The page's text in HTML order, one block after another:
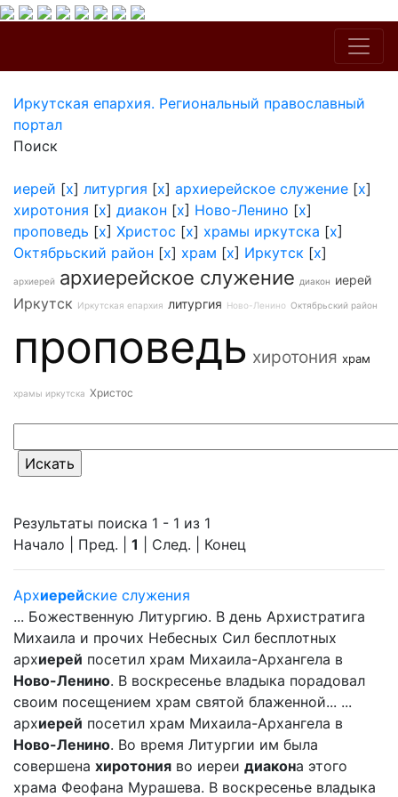
Иркутская епархия. Региональный православный
портал
Поиск
иерей [x] литургия [x] архиерейское служение [x]
хиротония [x] диакон [x] Ново-Ленино [x]
проповедь [x] Христос [x] храмы иркутска [x]
Октябрьский район [x] храм [x] Иркутск [x]
архиерей архиерейское служение диакон иерей
Иркутск Иркутская епархия литургия Ново-Ленино Октябрьский район
проповедь хиротония храм
храмы иркутска Христос
Результаты поиска 1 - 1 из 1
Начало | Пред. | 1 | След. | Конец
Архиерейские служения
... Божественную Литургию. В день Архистратига
Михаила и прочих Небесных Сил бесплотных
архиерей посетил храм Михаила-Архангела в
Ново-Ленино. В воскресенье владыка порадовал
своим посещением храм святой блаженной... ...
архиерей посетил храм Михаила-Архангела в
Ново-Ленино. Во время Литургии им была
совершена хиротония во иереи диакона этого
храма Феофана Мурашева. В воскресенье владыка